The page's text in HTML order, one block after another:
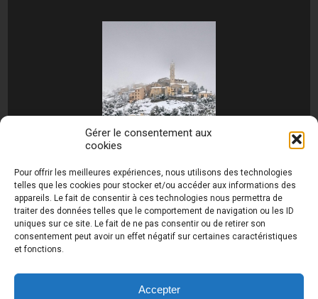
Gérer le consentement aux
cookies
Pour offrir les meilleures expériences, nous utilisons des technologies
telles que les cookies pour stocker et/ou accéder aux informations des
appareils. Le fait de consentir à ces technologies nous permettra de
traiter des données telles que le comportement de navigation ou les ID
uniques sur ce site. Le fait de ne pas consentir ou de retirer son
consentement peut avoir un effet négatif sur certaines caractéristiques
et fonctions.
Accepter
raynaud.com ©
Toutes les photos de ce site sont